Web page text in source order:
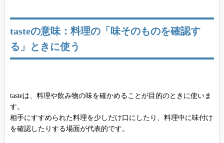
tasteの意味：料理の「味そのものを確認す
る」ときに使う
tasteは、料理や飲み物の味を確かめることが目的のときに使いま
す。
相手にすすめられた料理を少しだけ口にしたり、料理中に味付け
を確認したりする場面が代表的です。